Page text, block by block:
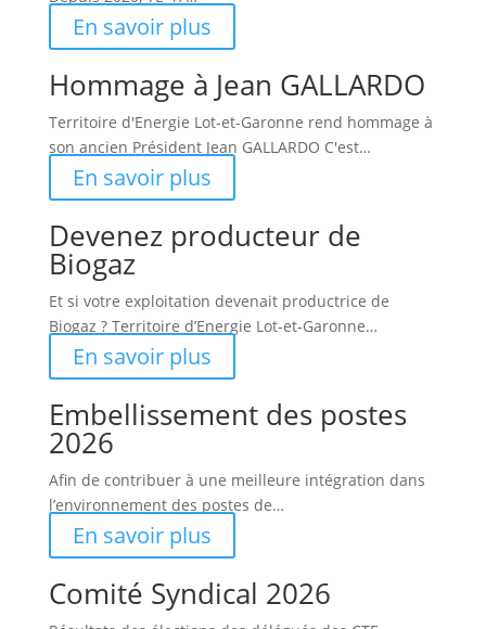
En savoir plus
Hommage à Jean GALLARDO
Territoire d'Energie Lot-et-Garonne rend hommage à
son ancien Président Jean GALLARDO C'est…
En savoir plus
Devenez producteur de
Biogaz
Et si votre exploitation devenait productrice de
Biogaz ? Territoire d’Energie Lot‑et‑Garonne…
En savoir plus
Embellissement des postes
2026
Afin de contribuer à une meilleure intégration dans
l’environnement des postes de…
En savoir plus
Comité Syndical 2026